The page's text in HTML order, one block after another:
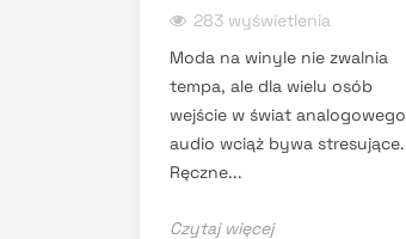
283 wyświetlenia
Moda na winyle nie zwalnia
tempa, ale dla wielu osób
wejście w świat analogowego
audio wciąż bywa stresujące.
Ręczne...
Czytaj więcej